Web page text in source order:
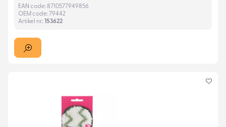
EAN code: 8710577949856
OEM code: 79442
Artikel nr.:153622